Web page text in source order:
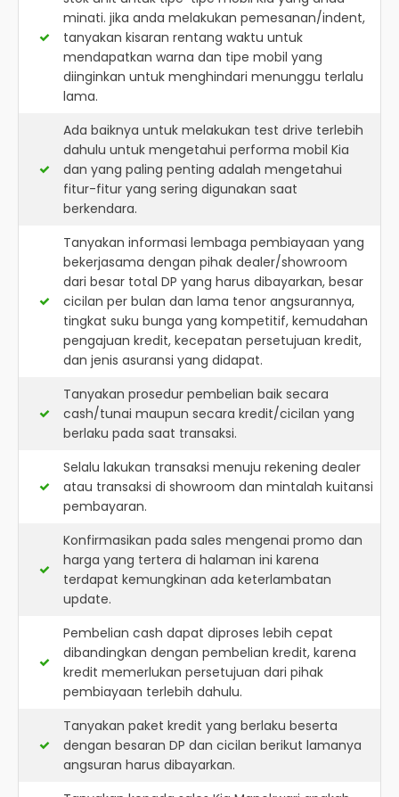
minati. jika anda melakukan pemesanan/indent,
tanyakan kisaran rentang waktu untuk
mendapatkan warna dan tipe mobil yang
diinginkan untuk menghindari menunggu terlalu
lama.
Ada baiknya untuk melakukan test drive terlebih
dahulu untuk mengetahui performa mobil Kia
dan yang paling penting adalah mengetahui
fitur-fitur yang sering digunakan saat
berkendara.
Tanyakan informasi lembaga pembiayaan yang
bekerjasama dengan pihak dealer/showroom
dari besar total DP yang harus dibayarkan, besar
cicilan per bulan dan lama tenor angsurannya,
tingkat suku bunga yang kompetitif, kemudahan
pengajuan kredit, kecepatan persetujuan kredit,
dan jenis asuransi yang didapat.
Tanyakan prosedur pembelian baik secara
cash/tunai maupun secara kredit/cicilan yang
berlaku pada saat transaksi.
Selalu lakukan transaksi menuju rekening dealer
atau transaksi di showroom dan mintalah kuitansi
pembayaran.
Konfirmasikan pada sales mengenai promo dan
harga yang tertera di halaman ini karena
terdapat kemungkinan ada keterlambatan
update.
Pembelian cash dapat diproses lebih cepat
dibandingkan dengan pembelian kredit, karena
kredit memerlukan persetujuan dari pihak
pembiayaan terlebih dahulu.
Tanyakan paket kredit yang berlaku beserta
dengan besaran DP dan cicilan berikut lamanya
angsuran harus dibayarkan.